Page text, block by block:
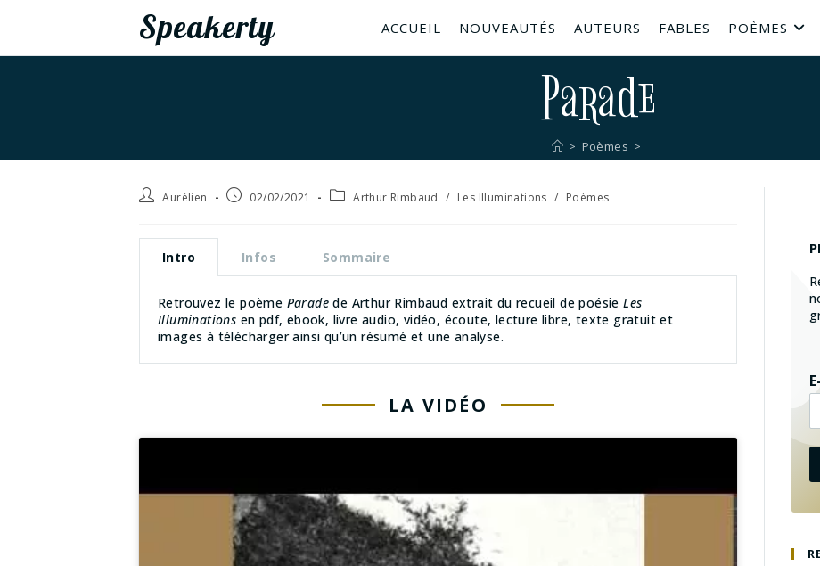
Speakerty ACCUEIL NOUVEAUTÉS AUTEURS FABLES POÈMES
Parade
> Poèmes >
Aurélien 02/02/2021 Arthur Rimbaud / Les Illuminations / Poèmes
Intro Infos Sommaire
Retrouvez le poème Parade de Arthur Rimbaud extrait du recueil de poésieLes
Illuminations en pdf, ebook, livre audio, vidéo, écoute, lecture libre, texte gratuit et
images à télécharger ainsi qu’un résumé et une analyse.
LA VIDÉO